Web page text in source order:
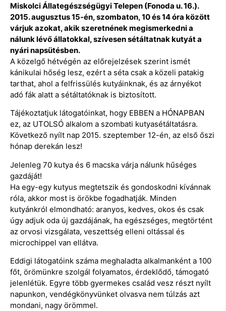
Miskolci Állategészségügyi Telepen (Fonoda u. 16.).
2015. augusztus 15-én, szombaton, 10 és 14 óra között
várjuk azokat, akik szeretnének megismerkedni a
nálunk lévő állatokkal, szívesen sétáltatnak kutyát a
nyári napsütésben.
A közelgő hétvégén az előrejelzések szerint ismét
kánikulai hőség lesz, ezért a séta csak a közeli patakig
tarthat, ahol a felfrissülés kutyáinknak, és az árnyékot
adó fák alatt a sétáltatóknak is biztosított.
Tájékoztatjuk látogatóinkat, hogy EBBEN a HÓNAPBAN
ez, az UTOLSÓ alkalom a szombati kutyasétáltatásra.
Következő nyílt nap 2015. szeptember 12-én, az első őszi
hónap derekán lesz!
Jelenleg 70 kutya és 6 macska várja nálunk hűséges
gazdáját!
Ha egy-egy kutyus megtetszik és gondoskodni kívánnak
róla, akkor most is örökbe fogadhatják. Minden
kutyánkról elmondható: aranyos, kedves, okos és csak
úgy adjuk oda új gazdájának, ha egészséges, megtörtént
az orvosi vizsgálata, veszettség elleni oltással és
microchippel van ellátva.
Eddigi látogatóink száma meghaladta alkalmanként a 100
főt, örömünkre szolgál folyamatos, érdeklődő, támogató
jelenlétük. Egyre több gyermekes család vesz részt nyílt
napunkon, vendégkönyvünket olvasva nem túlzás azt
mondani, nagy örömmel.